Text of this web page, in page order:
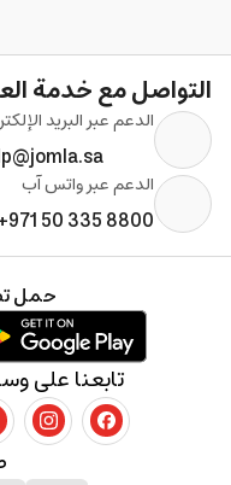
التواصل مع خدمة
الدعم عبر البريد
الدعم عبر واتس آب
+971 50 335 8800
تابعنا على
حمل